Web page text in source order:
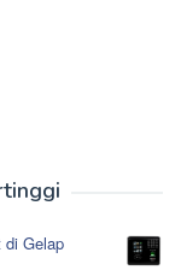
di Gelap